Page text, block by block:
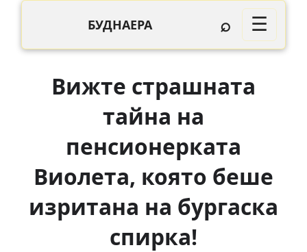
БУДНАЕРА ⌕ ☰
Вижте страшната
тайна на
пенсионерката
Виолета, която беше
изритана на бургаска
спирка!